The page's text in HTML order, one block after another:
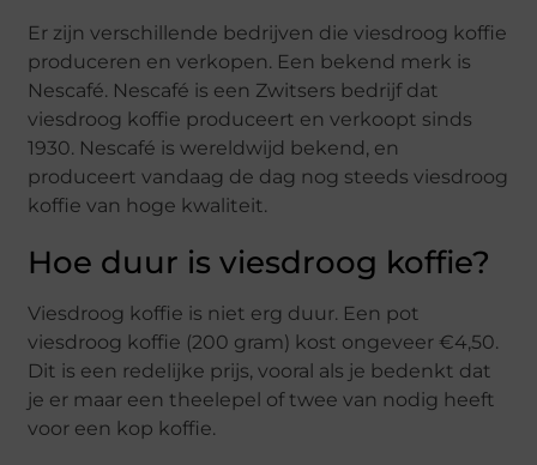
Er zijn verschillende bedrijven die viesdroog koffie
produceren en verkopen. Een bekend merk is
Nescafé. Nescafé is een Zwitsers bedrijf dat
viesdroog koffie produceert en verkoopt sinds
1930. Nescafé is wereldwijd bekend, en
produceert vandaag de dag nog steeds viesdroog
koffie van hoge kwaliteit.
Hoe duur is viesdroog koffie?
Viesdroog koffie is niet erg duur. Een pot
viesdroog koffie (200 gram) kost ongeveer €4,50.
Dit is een redelijke prijs, vooral als je bedenkt dat
je er maar een theelepel of twee van nodig heeft
voor een kop koffie.